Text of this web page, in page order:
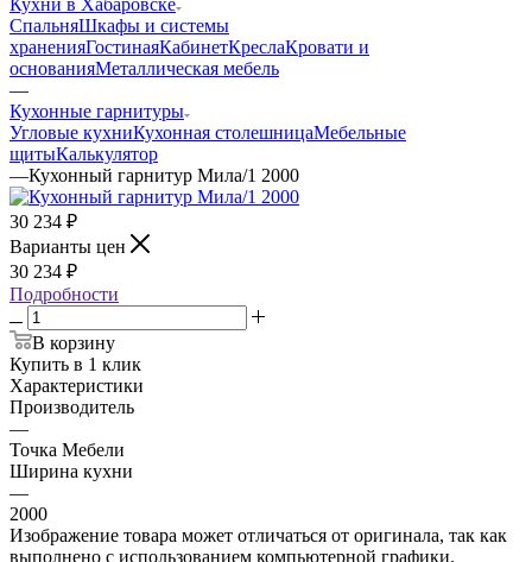
СпальняШкафы и системы
храненияГостинаяКабинетКреслаКровати и
основанияМеталлическая мебель
—
Кухонные гарнитуры
Угловые кухниКухонная столешницаМебельные
щитыКалькулятор
—Кухонный гарнитур Мила/1 2000
30 234 ₽
Варианты цен
30 234 ₽
Подробности
В корзину
Купить в 1 клик
Характеристики
Производитель
—
Точка Мебели
Ширина кухни
—
2000
Изображение товара может отличаться от оригинала, так как
выполнено с использованием компьютерной графики.